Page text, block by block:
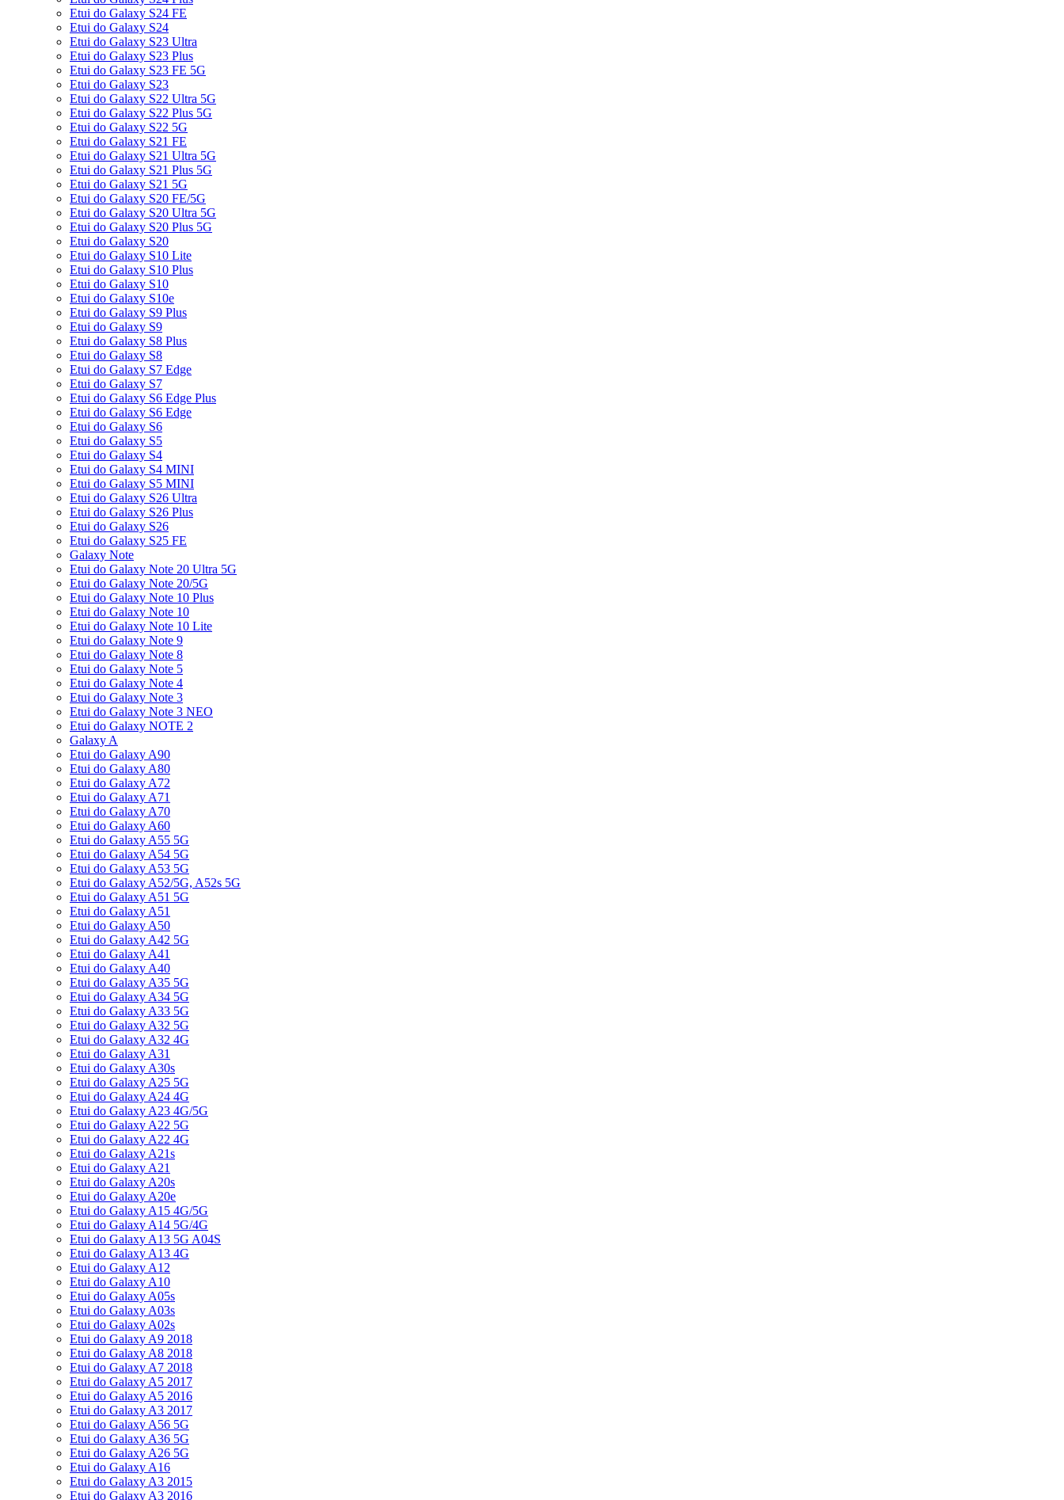
Etui do Galaxy S24 FE
Etui do Galaxy S24
Etui do Galaxy S23 Ultra
Etui do Galaxy S23 Plus
Etui do Galaxy S23 FE 5G
Etui do Galaxy S23
Etui do Galaxy S22 Ultra 5G
Etui do Galaxy S22 Plus 5G
Etui do Galaxy S22 5G
Etui do Galaxy S21 FE
Etui do Galaxy S21 Ultra 5G
Etui do Galaxy S21 Plus 5G
Etui do Galaxy S21 5G
Etui do Galaxy S20 FE/5G
Etui do Galaxy S20 Ultra 5G
Etui do Galaxy S20 Plus 5G
Etui do Galaxy S20
Etui do Galaxy S10 Lite
Etui do Galaxy S10 Plus
Etui do Galaxy S10
Etui do Galaxy S10e
Etui do Galaxy S9 Plus
Etui do Galaxy S9
Etui do Galaxy S8 Plus
Etui do Galaxy S8
Etui do Galaxy S7 Edge
Etui do Galaxy S7
Etui do Galaxy S6 Edge Plus
Etui do Galaxy S6 Edge
Etui do Galaxy S6
Etui do Galaxy S5
Etui do Galaxy S4
Etui do Galaxy S4 MINI
Etui do Galaxy S5 MINI
Etui do Galaxy S26 Ultra
Etui do Galaxy S26 Plus
Etui do Galaxy S26
Etui do Galaxy S25 FE
Galaxy Note
Etui do Galaxy Note 20 Ultra 5G
Etui do Galaxy Note 20/5G
Etui do Galaxy Note 10 Plus
Etui do Galaxy Note 10
Etui do Galaxy Note 10 Lite
Etui do Galaxy Note 9
Etui do Galaxy Note 8
Etui do Galaxy Note 5
Etui do Galaxy Note 4
Etui do Galaxy Note 3
Etui do Galaxy Note 3 NEO
Etui do Galaxy NOTE 2
Galaxy A
Etui do Galaxy A90
Etui do Galaxy A80
Etui do Galaxy A72
Etui do Galaxy A71
Etui do Galaxy A70
Etui do Galaxy A60
Etui do Galaxy A55 5G
Etui do Galaxy A54 5G
Etui do Galaxy A53 5G
Etui do Galaxy A52/5G, A52s 5G
Etui do Galaxy A51 5G
Etui do Galaxy A51
Etui do Galaxy A50
Etui do Galaxy A42 5G
Etui do Galaxy A41
Etui do Galaxy A40
Etui do Galaxy A35 5G
Etui do Galaxy A34 5G
Etui do Galaxy A33 5G
Etui do Galaxy A32 5G
Etui do Galaxy A32 4G
Etui do Galaxy A31
Etui do Galaxy A30s
Etui do Galaxy A25 5G
Etui do Galaxy A24 4G
Etui do Galaxy A23 4G/5G
Etui do Galaxy A22 5G
Etui do Galaxy A22 4G
Etui do Galaxy A21s
Etui do Galaxy A21
Etui do Galaxy A20s
Etui do Galaxy A20e
Etui do Galaxy A15 4G/5G
Etui do Galaxy A14 5G/4G
Etui do Galaxy A13 5G A04S
Etui do Galaxy A13 4G
Etui do Galaxy A12
Etui do Galaxy A10
Etui do Galaxy A05s
Etui do Galaxy A03s
Etui do Galaxy A02s
Etui do Galaxy A9 2018
Etui do Galaxy A8 2018
Etui do Galaxy A7 2018
Etui do Galaxy A5 2017
Etui do Galaxy A5 2016
Etui do Galaxy A3 2017
Etui do Galaxy A56 5G
Etui do Galaxy A36 5G
Etui do Galaxy A26 5G
Etui do Galaxy A16
Etui do Galaxy A3 2015
Etui do Galaxy A3 2016